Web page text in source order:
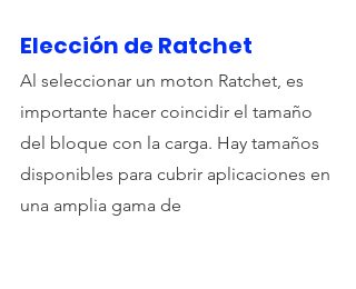
Elección de Ratchet
Al seleccionar un moton Ratchet, es
importante hacer coincidir el tamaño
del bloque con la carga. Hay tamaños
disponibles para cubrir aplicaciones en
una amplia gama de